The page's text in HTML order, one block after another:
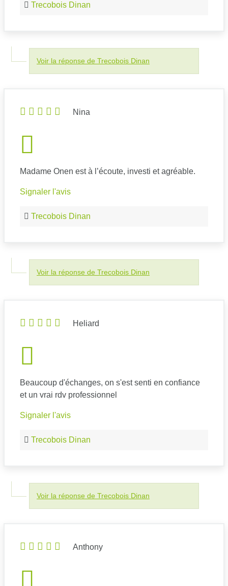
Trecobois Dinan
Voir la réponse de Trecobois Dinan
Nina
Madame Onen est à l’écoute, investi et agréable.
Signaler l'avis
Trecobois Dinan
Voir la réponse de Trecobois Dinan
Heliard
Beaucoup d'échanges, on s'est senti en confiance
et un vrai rdv professionnel
Signaler l'avis
Trecobois Dinan
Voir la réponse de Trecobois Dinan
Anthony